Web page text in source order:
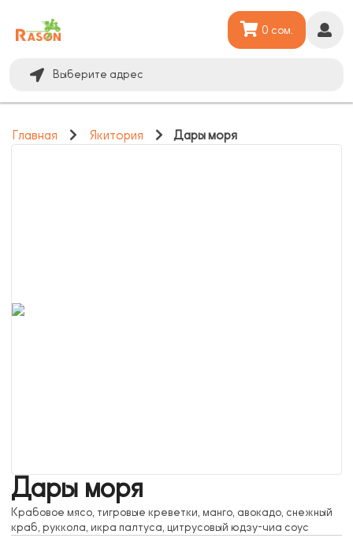
Выберите адрес
0 сом.
Главная Якитория Дары моря
Дары моря
Крабовое мясо, тигровые креветки, манго, авокадо, снежный
краб, руккола, икра палтуса, цитрусовый юдзу-чиа соус